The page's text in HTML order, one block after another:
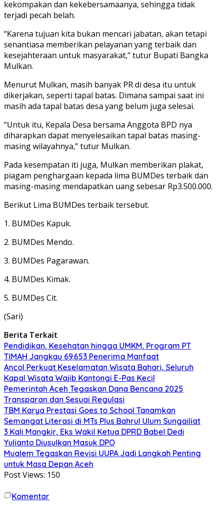
kekompakan dan kekebersamaanya, sehingga tidak
terjadi pecah belah.
“Karena tujuan kita bukan mencari jabatan, akan tetapi
senantiasa memberikan pelayanan yang terbaik dan
kesejahteraan untuk masyarakat,” tutur Bupati Bangka
Mulkan.
Menurut Mulkan, masih banyak PR di desa itu untuk
dikerjakan, seperti tapal batas. Dimana sampai saat ini
masih ada tapal batas desa yang belum juga selesai.
“Untuk itu, Kepala Desa bersama Anggota BPD nya
diharapkan dapat menyelesaikan tapal batas masing-
masing wilayahnya,” tutur Mulkan.
Pada kesempatan iti juga, Mulkan memberikan plakat,
piagam penghargaan kepada lima BUMDes terbaik dan
masing-masing mendapatkan uang sebesar Rp3.500.000.
Berikut Lima BUMDes terbaik tersebut.
1. BUMDes Kapuk.
2. BUMDes Mendo.
3. BUMDes Pagarawan.
4. BUMDes Kimak.
5. BUMDes Cit.
(Sari)
Berita Terkait
Pendidikan, Kesehatan hingga UMKM, Program PT
TIMAH Jangkau 69.653 Penerima Manfaat
Ancol Perkuat Keselamatan Wisata Bahari, Seluruh
Kapal Wisata Wajib Kantongi E-Pas Kecil
Pemerintah Aceh Tegaskan Dana Bencana 2025
Transparan dan Sesuai Regulasi
TBM Karya Prestasi Goes to School Tanamkan
Semangat Literasi di MTs Plus Bahrul Ulum Sungailiat
3 Kali Mangkir, Eks Wakil Ketua DPRD Babel Dedi
Yulianto Diusulkan Masuk DPO
Mualem Tegaskan Revisi UUPA Jadi Langkah Penting
untuk Masa Depan Aceh
Post Views: 150
Komentar